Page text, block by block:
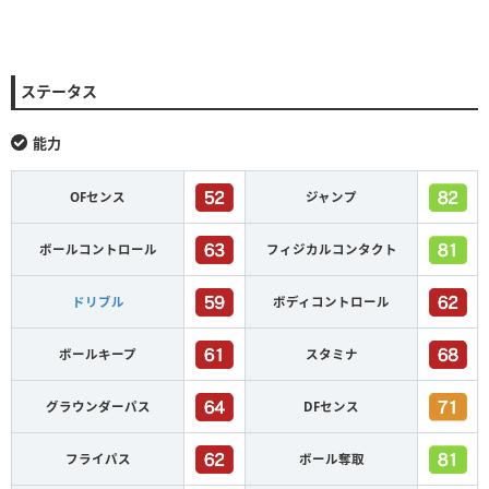
ステータス
能力
OFセンス ジャンプ
ボールコントロール フィジカルコンタクト
ドリブル ボディコントロール
ボールキープ スタミナ
グラウンダーパス DFセンス
フライパス ボール奪取